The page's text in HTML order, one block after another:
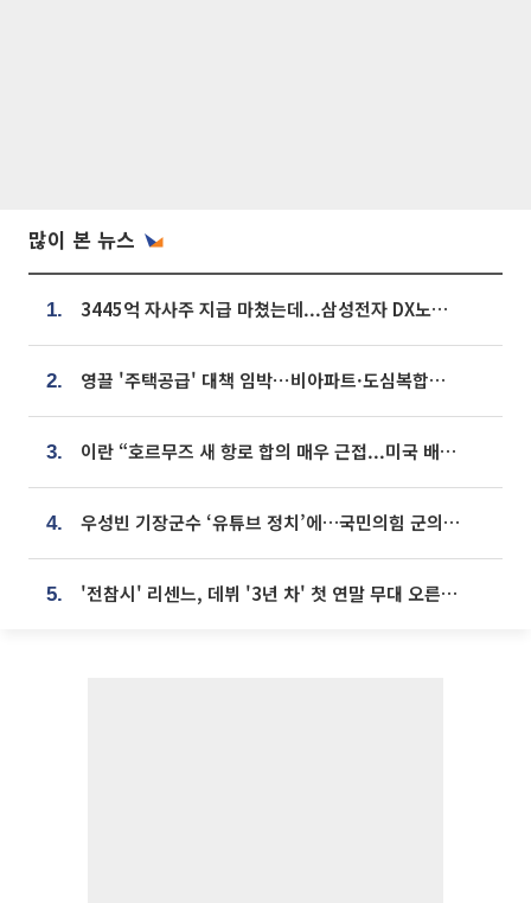
많이 본 뉴스
1. 3445억 자사주 지급 마쳤는데...삼성전자 DX노조, 뒤늦은 '떼쓰기 집회'
2. 영끌 '주택공급' 대책 임박⋯비아파트·도심복합까지 총동원
3. 이란 “호르무즈 새 항로 합의 매우 근접...미국 배상 먼저”
4. 우성빈 기장군수 ‘유튜브 정치’에…국민의힘 군의원들 집단 반발
5. '전참시' 리센느, 데뷔 '3년 차' 첫 연말 무대 오른다⋯"그동안 섭외 안 와"